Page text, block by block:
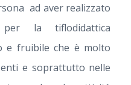
ad aver realizzato
la tiflodidattica
e fruibile che è molto
e soprattutto nelle